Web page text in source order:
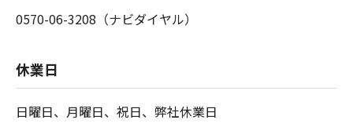
0570-06-3208（ナビダイヤル）
休業日
日曜日、月曜日、祝日、弊社休業日